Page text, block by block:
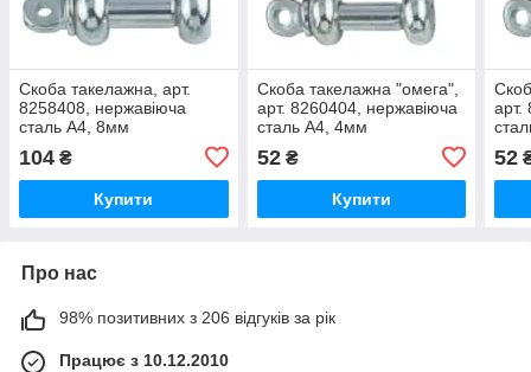
Скоба такелажна, арт.
8258408, нержавіюча
сталь А4, 8мм
104 ₴
Купити
Скоба такелажна "омега",
арт. 8260404, нержавіюча
сталь А4, 4мм
52₴
Купити
арт.
52
Про нас
98% позитивних з 206 відгуків за рік
Працює з 10.12.2010